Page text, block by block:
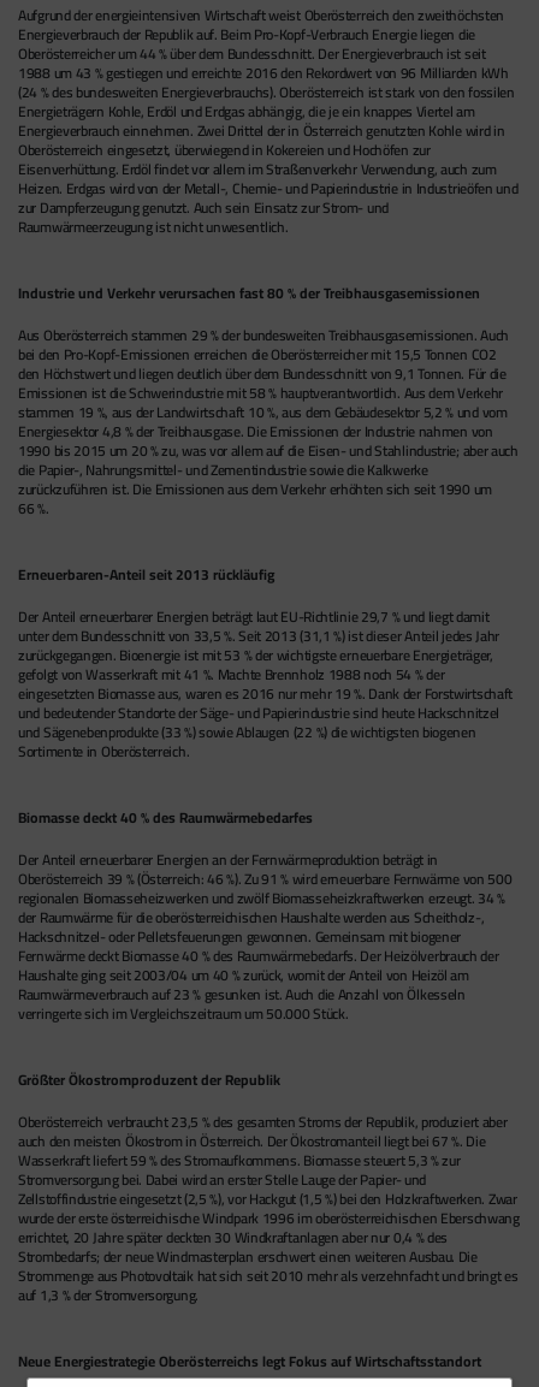
Aufgrund der energieintensiven Wirtschaft weist Oberösterreich den zweithöchsten
Energieverbrauch der Republik auf. Beim Pro-Kopf-Verbrauch Energie liegen die
Oberösterreicher um 44 % über dem Bundesschnitt. Der Energieverbrauch ist seit
1988 um 43 % gestiegen und erreichte 2016 den Rekordwert von 96 Milliarden kWh
(24 % des bundesweiten Energieverbrauchs). Oberösterreich ist stark von den fossilen
Energieträgern Kohle, Erdöl und Erdgas abhängig, die je ein knappes Viertel am
Energieverbrauch einnehmen. Zwei Drittel der in Österreich genutzten Kohle wird in
Oberösterreich eingesetzt, überwiegend in Kokereien und Hochöfen zur
Eisenverhüttung. Erdöl findet vor allem im Straßenverkehr Verwendung, auch zum
Heizen. Erdgas wird von der Metall-, Chemie- und Papierindustrie in Industrieöfen und
zur Dampferzeugung genutzt. Auch sein Einsatz zur Strom- und
Raumwärmeerzeugung ist nicht unwesentlich.
Industrie und Verkehr verursachen fast 80 % der Treibhausgasemissionen
Aus Oberösterreich stammen 29 % der bundesweiten Treibhausgasemissionen. Auch
bei den Pro-Kopf-Emissionen erreichen die Oberösterreicher mit 15,5 Tonnen CO2
den Höchstwert und liegen deutlich über dem Bundesschnitt von 9,1 Tonnen. Für die
Emissionen ist die Schwerindustrie mit 58 % hauptverantwortlich. Aus dem Verkehr
stammen 19 %, aus der Landwirtschaft 10 %, aus dem Gebäudesektor 5,2 % und vom
Energiesektor 4,8 % der Treibhausgase. Die Emissionen der Industrie nahmen von
1990 bis 2015 um 20 % zu, was vor allem auf die Eisen- und Stahlindustrie; aber auch
die Papier-, Nahrungsmittel- und Zementindustrie sowie die Kalkwerke
zurückzuführen ist. Die Emissionen aus dem Verkehr erhöhten sich seit 1990 um
66 %.
Erneuerbaren-Anteil seit 2013 rückläufig
Der Anteil erneuerbarer Energien beträgt laut EU-Richtlinie 29,7 % und liegt damit
unter dem Bundesschnitt von 33,5 %. Seit 2013 (31,1 %) ist dieser Anteil jedes Jahr
zurückgegangen. Bioenergie ist mit 53 % der wichtigste erneuerbare Energieträger,
gefolgt von Wasserkraft mit 41 %. Machte Brennholz 1988 noch 54 % der
eingesetzten Biomasse aus, waren es 2016 nur mehr 19 %. Dank der Forstwirtschaft
und bedeutender Standorte der Säge- und Papierindustrie sind heute Hackschnitzel
und Sägenebenprodukte (33 %) sowie Ablaugen (22 %) die wichtigsten biogenen
Sortimente in Oberösterreich.
Biomasse deckt 40 % des Raumwärmebedarfes
Der Anteil erneuerbarer Energien an der Fernwärmeproduktion beträgt in
Oberösterreich 39 % (Österreich: 46 %). Zu 91 % wird erneuerbare Fernwärme von 500
regionalen Biomasseheizwerken und zwölf Biomasseheizkraftwerken erzeugt. 34 %
der Raumwärme für die oberösterreichischen Haushalte werden aus Scheitholz-,
Hackschnitzel- oder Pelletsfeuerungen gewonnen. Gemeinsam mit biogener
Fernwärme deckt Biomasse 40 % des Raumwärmebedarfs. Der Heizölverbrauch der
Haushalte ging seit 2003/04 um 40 % zurück, womit der Anteil von Heizöl am
Raumwärmeverbrauch auf 23 % gesunken ist. Auch die Anzahl von Ölkesseln
verringerte sich im Vergleichszeitraum um 50.000 Stück.
Größter Ökostromproduzent der Republik
Oberösterreich verbraucht 23,5 % des gesamten Stroms der Republik, produziert aber
auch den meisten Ökostrom in Österreich. Der Ökostromanteil liegt bei 67 %. Die
Wasserkraft liefert 59 % des Stromaufkommens. Biomasse steuert 5,3 % zur
Stromversorgung bei. Dabei wird an erster Stelle Lauge der Papier- und
Zellstoffindustrie eingesetzt (2,5 %), vor Hackgut (1,5 %) bei den Holzkraftwerken. Zwar
wurde der erste österreichische Windpark 1996 im oberösterreichischen Eberschwang
errichtet, 20 Jahre später deckten 30 Windkraftanlagen aber nur 0,4 % des
Strombedarfs; der neue Windmasterplan erschwert einen weiteren Ausbau. Die
Strommenge aus Photovoltaik hat sich seit 2010 mehr als verzehnfacht und bringt es
auf 1,3 % der Stromversorgung.
Neue Energiestrategie Oberösterreichs legt Fokus auf Wirtschaftsstandort